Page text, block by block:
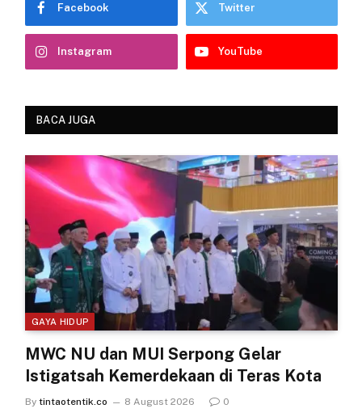
Facebook Twitter
Instagram YouTube
BACA JUGA
GAYA HIDUP
MWC NU dan MUI Serpong Gelar
Istigatsah Kemerdekaan di Teras Kota
By tintaotentik.co 8 August 2026 0